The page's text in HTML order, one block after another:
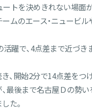
トを決めきれない場面
ムのエース・ニュービ
躍で、4点差まで近づ
、開始2分で14点差をつ
最後まで名古屋Ｄの
た。